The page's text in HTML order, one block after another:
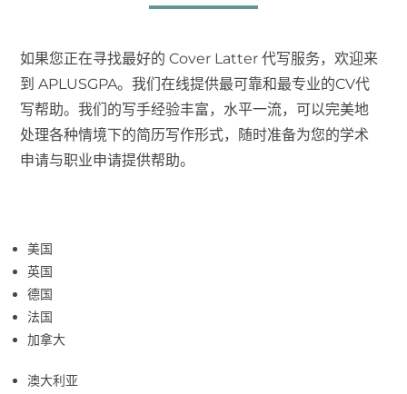
如果您正在寻找最好的 Cover Latter 代写服务，欢迎来
到 APLUSGPA。我们在线提供最可靠和最专业的CV代
写帮助。我们的写手经验丰富，水平一流，可以完美地
处理各种情境下的简历写作形式，随时准备为您的学术
申请与职业申请提供帮助。
美国
英国
德国
法国
加拿大
澳大利亚